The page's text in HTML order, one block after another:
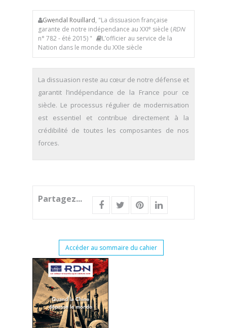
Gwendal Rouillard, "La dissuasion française
garante de notre indépendance au XXIe siècle (RDN
n° 782 - été 2015) "
L’officier au service de la
Nation dans le monde du XXIe siècle
La dissuasion reste au cœur de notre défense et
garantit l’indépendance de la France pour ce
siècle. Le processus régulier de modernisation
est essentiel et contribue directement à la
crédibilité de toutes les composantes de nos
forces.
Partagez...
Accéder au sommaire du cahier